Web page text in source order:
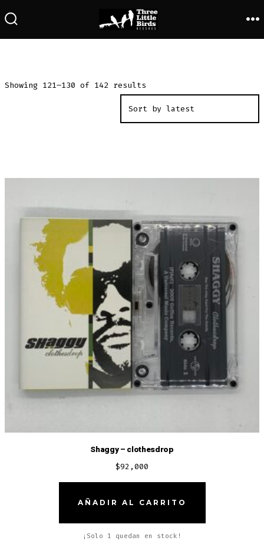
al
Showing 121–130 of 142 results
Shaggy – clothesdrop
$92,000
AÑADIR AL CARRITO
¡Solo 1 quedan en stock!